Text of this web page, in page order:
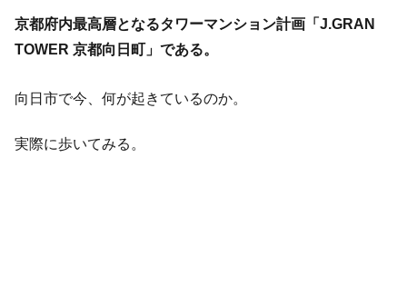
京都府内最高層となるタワーマンション計画「J.GRAN
TOWER 京都向日町」である。
向日市で今、何が起きているのか。
実際に歩いてみる。